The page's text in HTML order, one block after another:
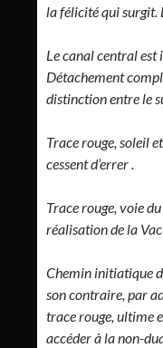
la félicité qui surgit.
Le canal central
Détachement
distinction entre le
Trace rouge, soleil
cessent d’errer .
Trace rouge, voie
réalisation de la
Chemin initiatique
son contraire, par
trace rouge, ultime
accéder à la non-